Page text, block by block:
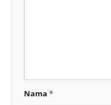
Nama *